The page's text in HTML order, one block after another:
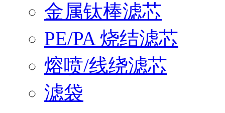
金属钛棒滤芯
PE/PA 烧结滤芯
熔喷/线绕滤芯
滤袋